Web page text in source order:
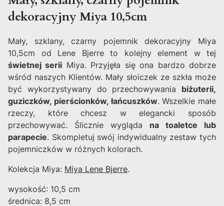
dekoracyjny Miya 10,5cm
Mały, szklany, czarny pojemnik dekoracyjny Miya
10,5cm od Lene Bjerre to kolejny element w tej
świetnej serii Miya. Przyjęła się ona bardzo dobrze
wśród naszych Klientów. Mały słoiczek ze szkła może
być wykorzystywany do przechowywania biżuterii,
guziczków, pierścionków, łańcuszków. Wszelkie małe
rzeczy, które chcesz w elegancki sposób
przechowywać. Ślicznie wygląda na toaletce lub
parapecie. Skompletuj swój indywidualny zestaw tych
pojemniczków w różnych kolorach.
Kolekcja Miya: Miya Lene Bjerre.
wysokość: 10,5 cm
średnica: 8,5 cm